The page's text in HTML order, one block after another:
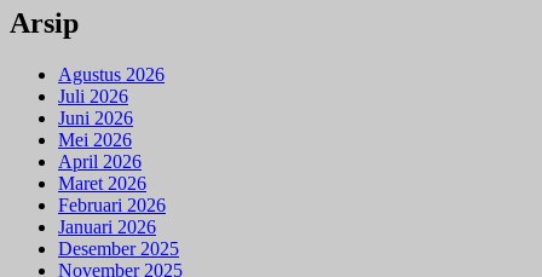
Arsip
Agustus 2026
Juli 2026
Juni 2026
Mei 2026
April 2026
Maret 2026
Februari 2026
Januari 2026
Desember 2025
November 2025